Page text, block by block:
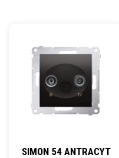
SIMON 54 ANTRACYT